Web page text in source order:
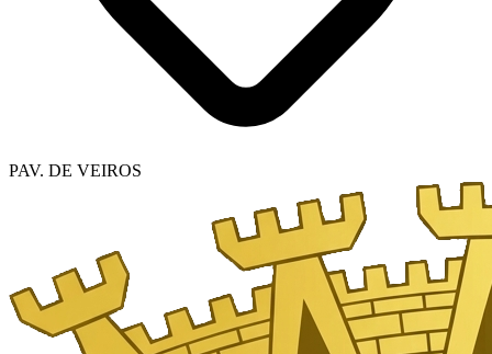
PAV. DE VEIROS